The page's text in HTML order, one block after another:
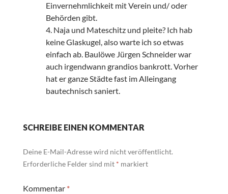
Einvernehmlichkeit mit Verein und/ oder
Behörden gibt.
4. Naja und Mateschitz und pleite? Ich hab
keine Glaskugel, also warte ich so etwas
einfach ab. Baulöwe Jürgen Schneider war
auch irgendwann grandios bankrott. Vorher
hat er ganze Städte fast im Alleingang
bautechnisch saniert.
SCHREIBE EINEN KOMMENTAR
Deine E-Mail-Adresse wird nicht veröffentlicht.
Erforderliche Felder sind mit * markiert
Kommentar *